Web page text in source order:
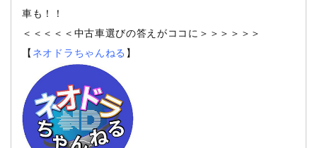
車も！！
＜＜＜＜＜中古車選びの答えがココに＞＞＞＞＞＞
【 ネオドラちゃんねる 】